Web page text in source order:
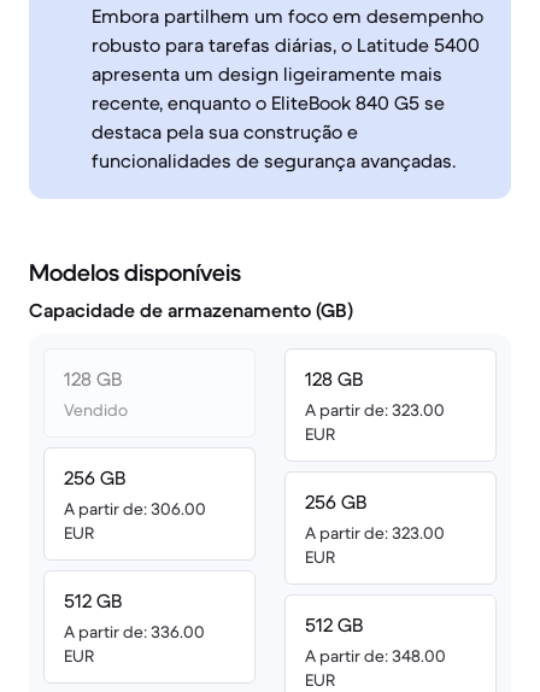
Embora partilhem um foco em desempenho
robusto para tarefas diárias, o Latitude 5400
apresenta um design ligeiramente mais
recente, enquanto o EliteBook 840 G5 se
destaca pela sua construção e
funcionalidades de segurança avançadas.
Modelos disponíveis
Capacidade de armazenamento (GB)
128 GB
Vendido
256 GB
A partir de: 306.00
EUR
512 GB
A partir de: 336.00
EUR
128 GB
A partir de: 323.00
EUR
256 GB
A partir de: 323.00
EUR
512 GB
A partir de: 348.00
EUR